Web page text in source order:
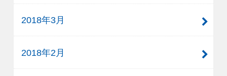
2018年3月
2018年2月